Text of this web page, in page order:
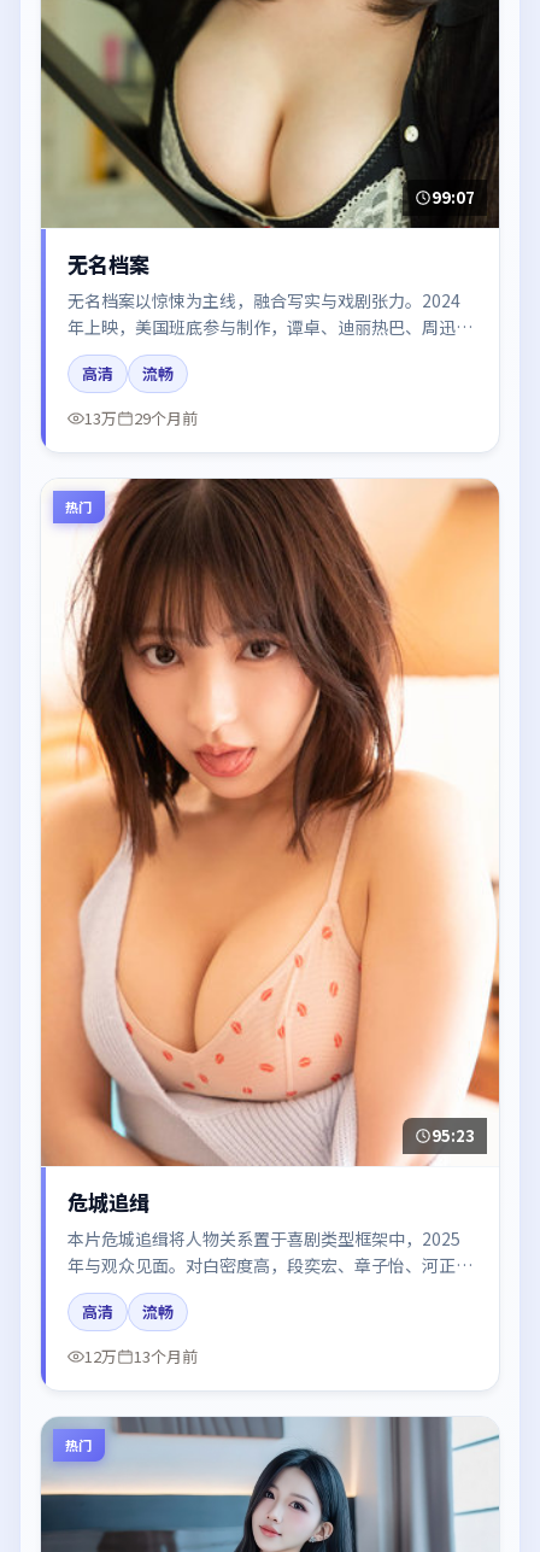
99:07
无名档案
无名档案以惊悚为主线，融合写实与戏剧张力。2024
年上映，美国班底参与制作，谭卓、迪丽热巴、周迅、
段奕宏在片中呈现细腻表演，影像风格统一，配乐与剪
辑强化了情绪曲线。
高清
流畅
13万
29个月前
热门
95:23
危城追缉
本片危城追缉将人物关系置于喜剧类型框架中，2025
年与观众见面。对白密度高，段奕宏、章子怡、河正
宇、雷佳音的台词节奏值得关注；整体气质偏泰国都市
与冷色调摄影。
高清
流畅
12万
13个月前
热门